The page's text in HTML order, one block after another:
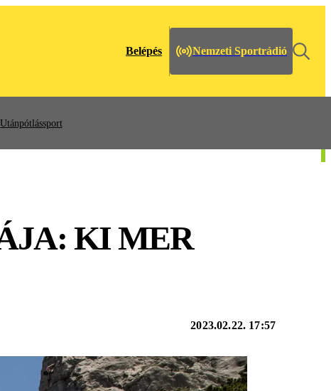
Belépés Nemzeti Sportrádió
Utánpótlássport
KI MER
2023.02.22. 17:57